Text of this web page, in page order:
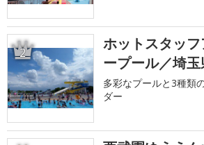
2
ホットスタッ
ープール／埼
多彩なプールと3種類
ダー